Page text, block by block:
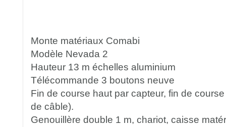
Monte matériaux Comabi
Modèle Nevada 2
Hauteur 13 m échelles aluminium
Télécommande 3 boutons neuve
Fin de course haut par capteur, fin de
de câble).
Genouillère double 1 m, chariot, caisse